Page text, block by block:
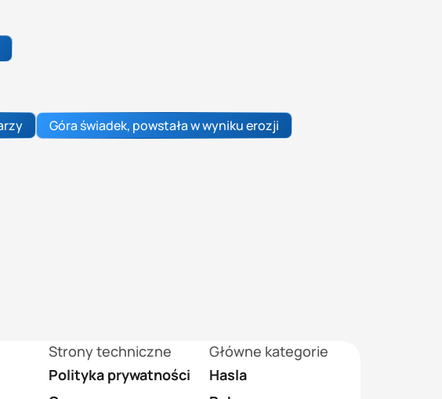
Góra świadek, powstała w wyniku erozji
Strony techniczne
Polityka prywatności
Główne kategorie
Hasla